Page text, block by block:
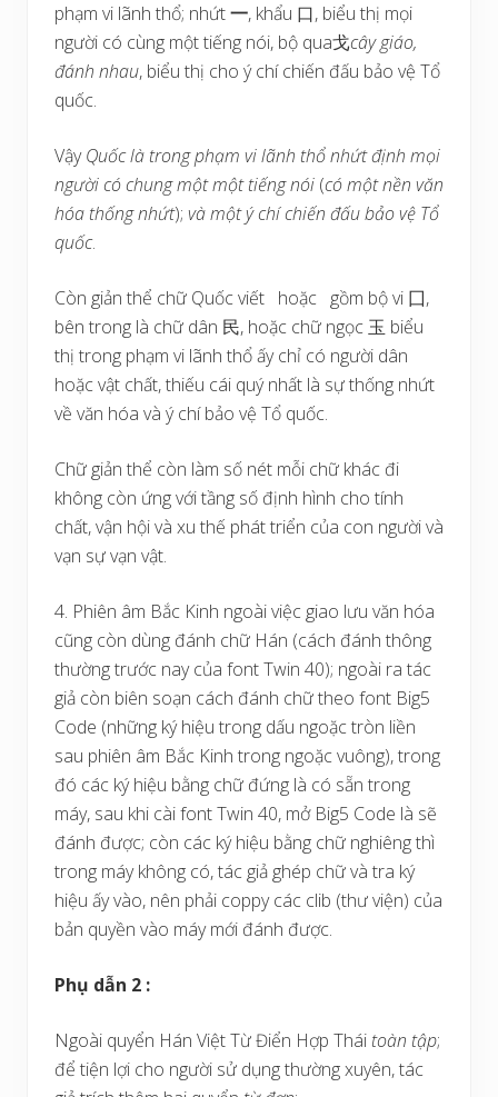
phạm vi lãnh thổ; nhứt一, khẩu 口, biểu thị mọi
người có cùng một tiếng nói, bộ qua戈cây giáo,
đánh nhau, biểu thị cho ý chí chiến đấu bảo vệ Tổ
quốc.
VậyQuốc là trong phạm vi lãnh thổ nhứt định mọi
người có chung một một tiếng nói (có một nền văn
hóa thống nhứt); và một ý chí chiến đấu bảo vệ Tổ
quốc.
Còn giản thể chữ Quốc viết hoặc gồm bộ vi 囗,
bên trong là chữ dân 民, hoặc chữ ngọc 玉 biểu
thị trong phạm vi lãnh thổ ấy chỉ có người dân
hoặc vật chất, thiếu cái quý nhất là sự thống nhứt
về văn hóa và ý chí bảo vệ Tổ quốc.
Chữ giản thể còn làm số nét mỗi chữ khác đi
không còn ứng với tầng số định hình cho tính
chất, vận hội và xu thế phát triển của con người và
vạn sự vạn vật.
4. Phiên âm Bắc Kinh ngoài việc giao lưu văn hóa
cũng còn dùng đánh chữ Hán (cách đánh thông
thường trước nay của font Twin 40); ngoài ra tác
giả còn biên soạn cách đánh chữ theo font Big5
Code (những ký hiệu trong dấu ngoặc tròn liền
sau phiên âm Bắc Kinh trong ngoặc vuông), trong
đó các ký hiệu bằng chữ đứng là có sẵn trong
máy, sau khi cài font Twin 40, mở Big5 Code là sẽ
đánh được; còn các ký hiệu bằng chữ nghiêng thì
trong máy không có, tác giả ghép chữ và tra ký
hiệu ấy vào, nên phải coppy các clib (thư viện) của
bản quyền vào máy mới đánh được.
Phụ dẫn 2 :
Ngoài quyển Hán Việt Từ Điển Hợp Thái toàn tập;
để tiện lợi cho người sử dụng thường xuyên, tác